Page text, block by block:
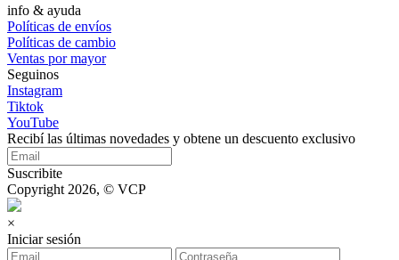
info & ayuda
Políticas de envíos
Políticas de cambio
Ventas por mayor
Seguinos
Instagram
Tiktok
YouTube
Recibí las últimas novedades y obtene un descuento exclusivo
Suscribite
Copyright 2026, © VCP
×
Iniciar sesión